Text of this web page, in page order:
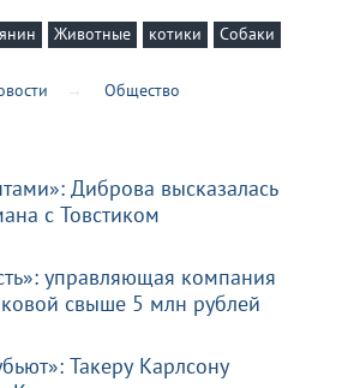
Животные котики Собаки
Общество
Диброва высказалась
с Товстиком
управляющая компания
свыше 5 млн рублей
Такеру Карлсону